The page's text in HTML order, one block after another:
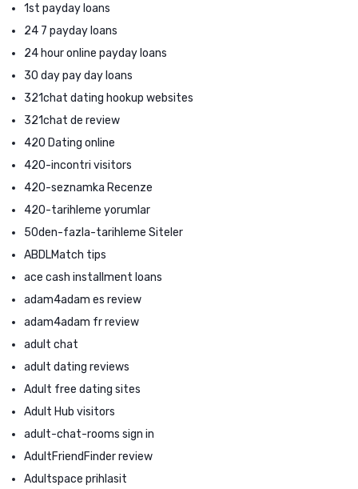
1st payday loans
24 7 payday loans
24 hour online payday loans
30 day pay day loans
321chat dating hookup websites
321chat de review
420 Dating online
420-incontri visitors
420-seznamka Recenze
420-tarihleme yorumlar
50den-fazla-tarihleme Siteler
ABDLMatch tips
ace cash installment loans
adam4adam es review
adam4adam fr review
adult chat
adult dating reviews
Adult free dating sites
Adult Hub visitors
adult-chat-rooms sign in
AdultFriendFinder review
Adultspace prihlasit